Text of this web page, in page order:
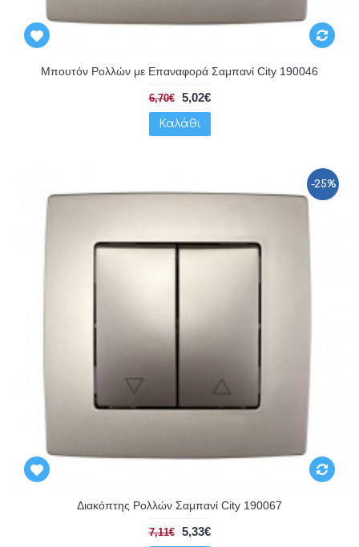
Μπουτόν Ρολλών με Επαναφορά Σαμπανί City 190046
6,70€ 5,02€
Καλάθι
-25%
Διακόπτης Ρολλών Σαμπανί City 190067
7,11€ 5,33€